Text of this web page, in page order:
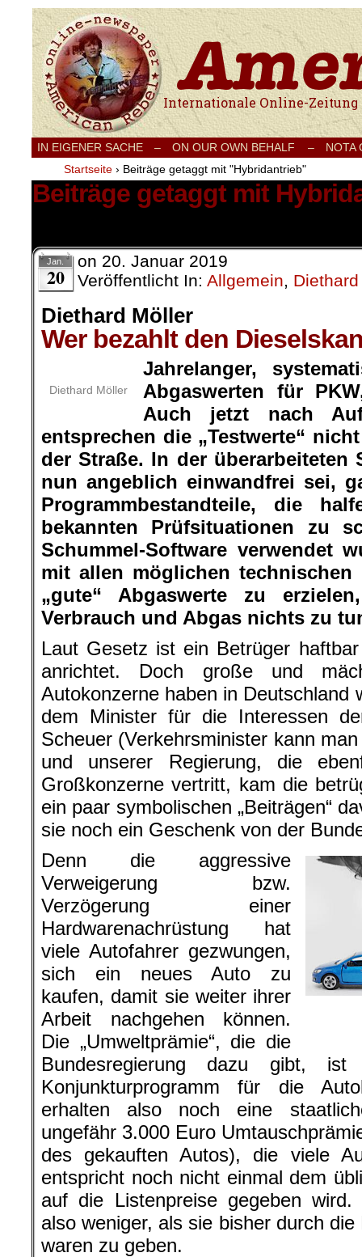
Internationale Onlinezeitung für Frieden,
IN EIGENER SACHE – ON OUR OWN BEHALF –
NOTA
Startseite › Beiträge getaggt mit "Hybridantrieb"
Beiträge getaggt mit
Jan.
20
on 20. Januar 2019
Veröffentlicht In: Allgemein,
Diethard Möller
Wer bezahlt den
Diethard Möller
Jahrelanger,
Abgaswerten für
Auch jetzt nach
entsprechen die „Testwerte“
der Straße. In der überarbeiteten
nun angeblich einwandfrei sei,
Programmbestandteile, die
bekannten Prüfsituationen zu
Schummel-Software verwendet
mit allen möglichen
„gute“ Abgaswerte zu
Verbrauch und Abgas nichts zu
Laut Gesetz ist ein Betrüger
anrichtet. Doch große und
Autokonzerne haben in Deutschland
dem Minister für die Interessen
Scheuer (Verkehrsminister kann
und unserer Regierung, die
Großkonzerne vertritt, kam die
ein paar symbolischen „Beiträgen“
sie noch ein Geschenk von der
Denn die aggressive
Verweigerung bzw.
Verzögerung einer
Hardwarenachrüstung hat
viele Autofahrer gezwungen,
sich ein neues Auto zu
kaufen, damit sie weiter ihrer
Arbeit nachgehen können.
Die „Umweltprämie“, die die
Bundesregierung dazu gibt,
Konjunkturprogramm für die
erhalten also noch eine
ungefähr 3.000 Euro
des gekauften Autos), die viele
entspricht noch nicht einmal dem
auf die Listenpreise gegeben wird.
also weniger, als sie bisher durch
waren zu geben.